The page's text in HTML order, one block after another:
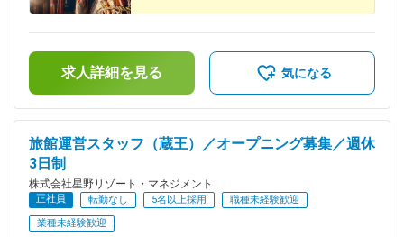
求人詳細を見る 気になる
旅館運営スタッフ（蔵王）／オープニング募集／週休
3日制
株式会社星野リゾート・マネジメント
正社員 転勤なし 5名以上採用
職種未経験歓迎
業種未経験歓迎